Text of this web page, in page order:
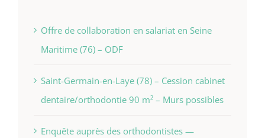
Offre de collaboration en salariat en Seine
Maritime (76) – ODF
Saint-Germain-en-Laye (78) – Cession cabinet
dentaire/orthodontie 90 m² – Murs possibles
Enquête auprès des orthodontistes —